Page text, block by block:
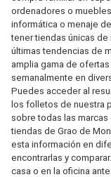
ordenadores o
informática o menaje
tener tiendas únicas de
últimas tendencias de
amplia gama de
semanalmente en
Puedes acceder al
los folletos de nuestra
sobre todas las
tiendas de Grao de
esta información en
encontrarlas y
casa o en la oficina